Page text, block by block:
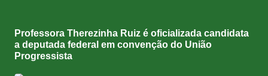
Professora Therezinha Ruiz é oficializada candidata
a deputada federal em convenção do União
Progressista